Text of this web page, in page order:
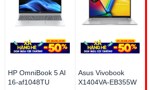
HP OmniBook 5 AI
16-af1048TU
Asus Vivobook
X1404VA-EB355W